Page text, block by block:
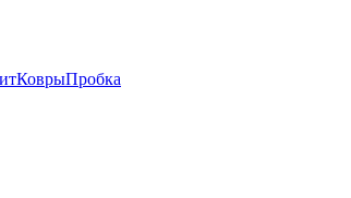
КоврыПробка